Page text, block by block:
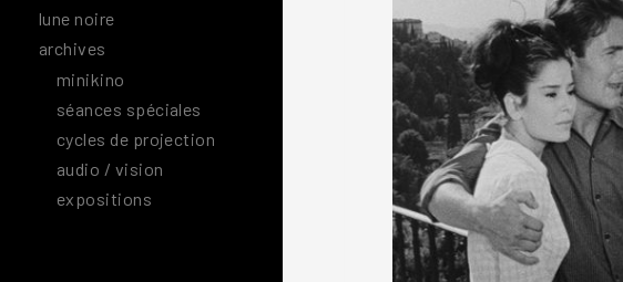
lune noire
archives
minikino
séances spéciales
cycles de projection
audio / vision
expositions